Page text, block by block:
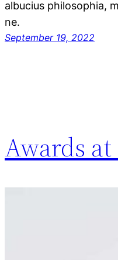
albucius philosophia,
ne.
September 19, 2022
Awards